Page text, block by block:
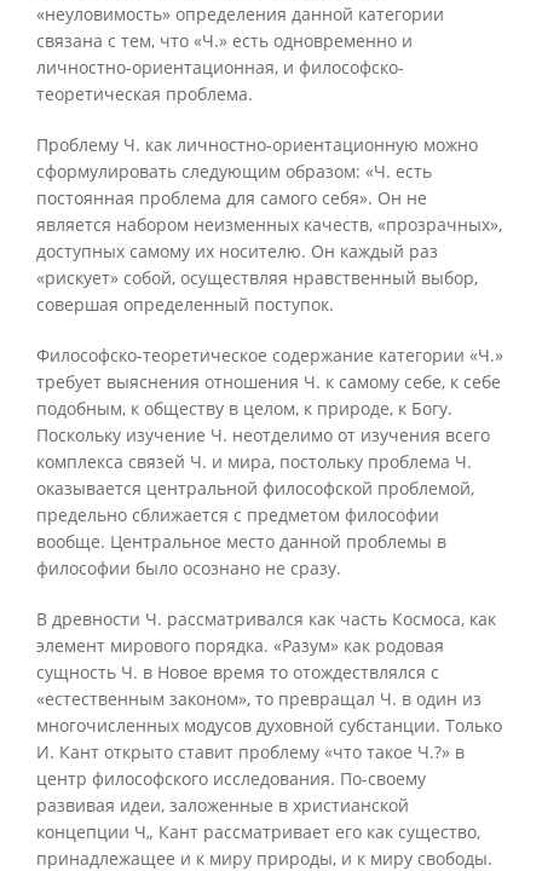
«неуловимость» определения данной категории
связана с тем, что «Ч.» есть одновременно и
личностно-ориентационная, и философско-
теоретическая проблема.
Проблему Ч. как личностно-ориентационную можно
сформулировать следующим образом: «Ч. есть
постоянная проблема для самого себя». Он не
является набором неизменных качеств, «прозрачных»,
доступных самому их носителю. Он каждый раз
«рискует» собой, осуществляя нравственный выбор,
совершая определенный поступок.
Философско-теоретическое содержание категории «Ч.»
требует выяснения отношения Ч. к самому себе, к себе
подобным, к обществу в целом, к природе, к Богу.
Поскольку изучение Ч. неотделимо от изучения всего
комплекса связей Ч. и мира, постольку проблема Ч.
оказывается центральной философской проблемой,
предельно сближается с предметом философии
вообще. Центральное место данной проблемы в
философии было осознано не сразу.
В древности Ч. рассматривался как часть Космоса, как
элемент мирового порядка. «Разум» как родовая
сущность Ч. в Новое время то отождествлялся с
«естественным законом», то превращал Ч. в один из
многочисленных модусов духовной субстанции. Только
И. Кант открыто ставит проблему «что такое Ч.?» в
центр философского исследования. По-своему
развивая идеи, заложенные в христианской
концепции Ч„ Кант рассматривает его как существо,
принадлежащее и к миру природы, и к миру свободы.